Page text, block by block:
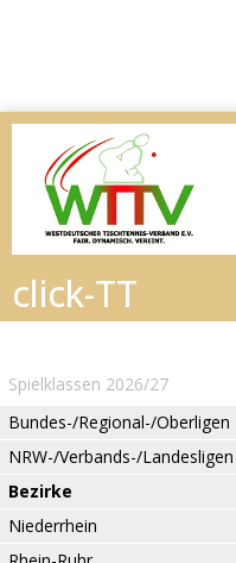
Spielklassen 2026/27
Bundes-/Regional-/Oberligen
NRW-/Verbands-/Landesligen
Bezirke
Niederrhein